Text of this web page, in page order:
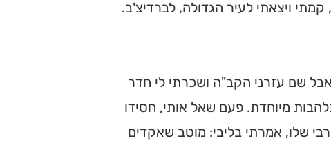
קמתי ויצאתי לעיר הגדולה, לברדיצ'ב.
שם עזרני הקב"ה ושכרתי לי חדר
מיוחדת. פעם שאל אותי, חסידו
שלו, אמרתי בליבי: מוטב שאקדים